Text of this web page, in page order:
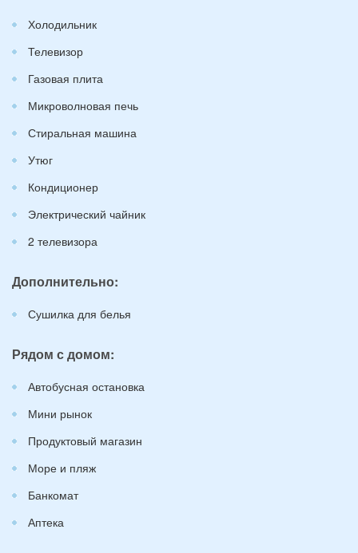
Холодильник
Телевизор
Газовая плита
Микроволновая печь
Стиральная машина
Утюг
Кондиционер
Электрический чайник
2 телевизора
Дополнительно:
Сушилка для белья
Рядом с домом:
Автобусная остановка
Мини рынок
Продуктовый магазин
Море и пляж
Банкомат
Аптека